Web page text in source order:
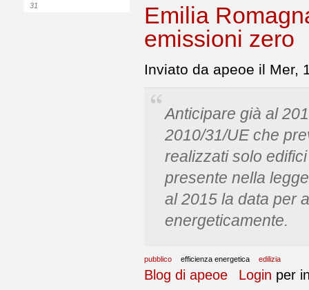
31
Emilia
emissioni zero
Inviato da apeoe il Mer,
Anticipare già al
2010/31/UE che
realizzati solo
presente nella
al 2015 la data per
energeticamente.
pubblico efficienza energetica edilizia
Blog di apeoe Login per